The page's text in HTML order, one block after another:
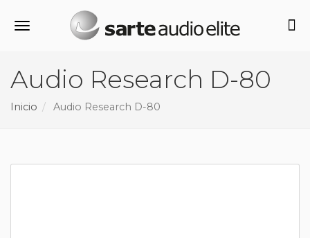
Alternar navegación
Audio Research D-80
Inicio Audio Research D-80